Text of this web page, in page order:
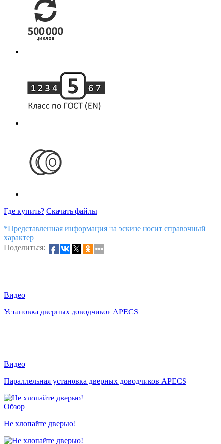
Где купить? Скачать файлы
*Представленная информация на эскизе носит справочный
характер
Поделиться:
Видео
Установка дверных доводчиков APECS
Видео
Параллельная установка дверных доводчиков APECS
Обзор
Не хлопайте дверью!